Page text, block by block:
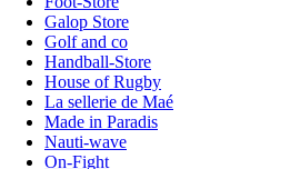
Galop Store
Golf and co
Handball-Store
House of Rugby
La sellerie de Maé
Made in Paradis
Nauti-wave
On-Fight